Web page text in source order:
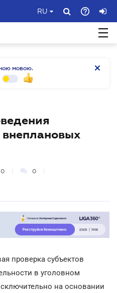
RU
мовою.
0
проверка субъектов
в уголовном
на основании